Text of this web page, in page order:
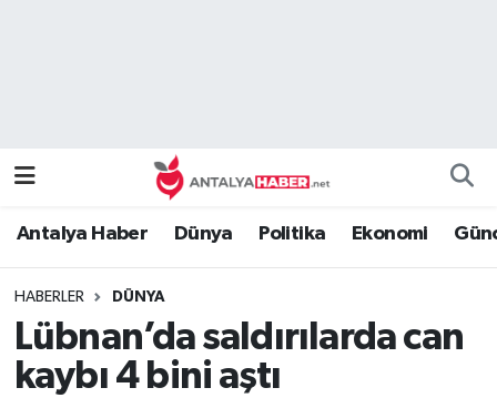
Antalya Haber Dünya Politika Ekonomi
HABERLER DÜNYA
Lübnan’da saldırılarda can
kaybı 4 bini aştı
Genel
Namaz Vakitleri
Tüm Manşetler